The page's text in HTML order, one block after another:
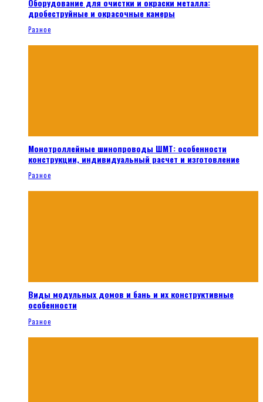
дробеструйные и окрасочные камеры
Разное
Монотроллейные шинопроводы ШМТ: особенности
конструкции, индивидуальный расчет и изготовление
Разное
Виды модульных домов и бань и их конструктивные
особенности
Разное